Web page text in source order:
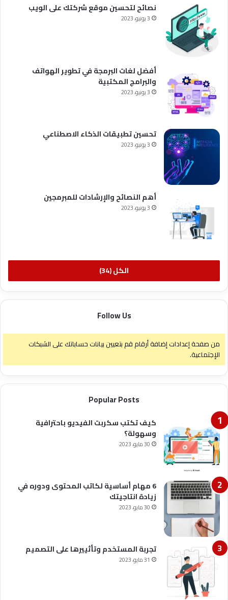
نصائح لتحسين موقع شركتك على الويب
3 يونيو، 2023
أفضل لغات البرمجة في تطوير الهواتف
والبرامج المكتبية
3 يونيو، 2023
تحسين تطبيقات الذكاء الاصطناعي
3 يونيو، 2023
أهم النصائح والإرشادات للمبرمجين
3 يونيو، 2023
الكل (34)
Follow Us
من صفحة إعدادات إضافة أرقام قم بتعيين بيانات حساباتك على الشبكات
الإجتماعية.
Popular Posts
كيف تكتب سكربت الفيديو باحترافية
وسهولة؟
30 مايو، 2023
6 مهام أساسية لكاتب المحتوى ودوره في
زيادة انتاجيتك
30 مايو، 2023
تجربة المستخدم وتأثييرها على التصميم
31 مايو، 2023